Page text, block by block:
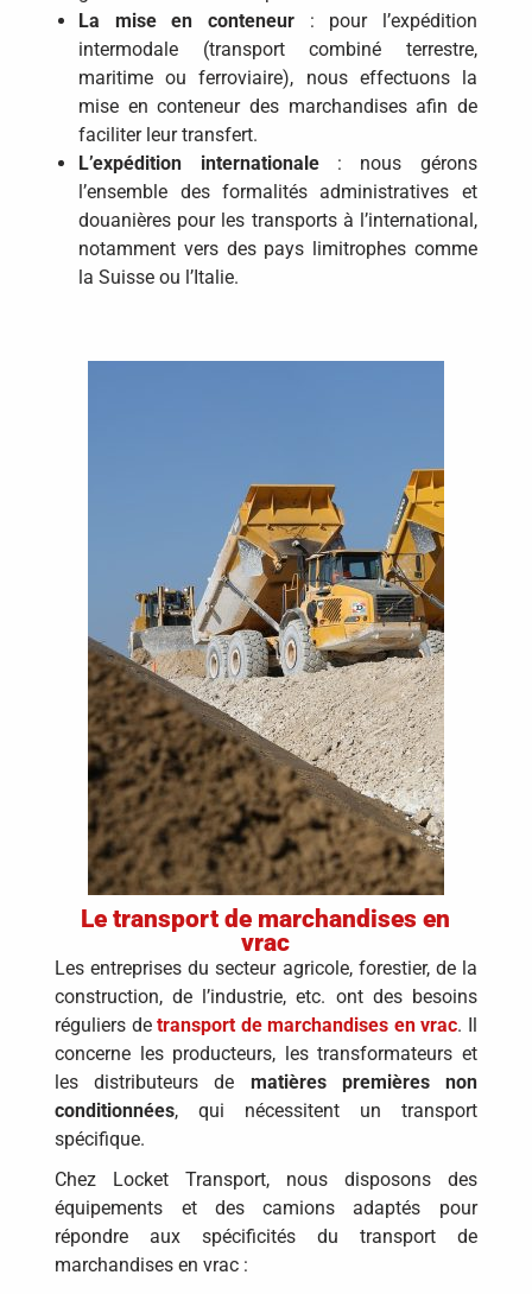
La mise en conteneur : pour l’expédition
intermodale (transport combiné terrestre,
maritime ou ferroviaire), nous effectuons la
mise en conteneur des marchandises afin de
faciliter leur transfert.
L’expédition internationale: nous gérons
l’ensemble des formalités administratives et
douanières pour les transports à l’international,
notamment vers des pays limitrophes comme
la Suisse ou l’Italie.
Le transport de marchandises en
vrac
Les entreprises du secteur agricole, forestier, de la
construction, de l’industrie, etc. ont des besoins
réguliers detransport de marchandises en vrac. Il
concerne les producteurs, les transformateurs et
les distributeurs de matières premières non
conditionnées, qui nécessitent un transport
spécifique.
Chez Locket Transport, nous disposons des
équipements et des camions adaptés pour
répondre aux spécificités du transport de
marchandises en vrac :